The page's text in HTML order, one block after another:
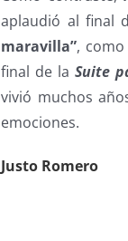
aplaudió al final
maravilla”,
final de laSuite
vivió muchos
emociones.
Justo Romero